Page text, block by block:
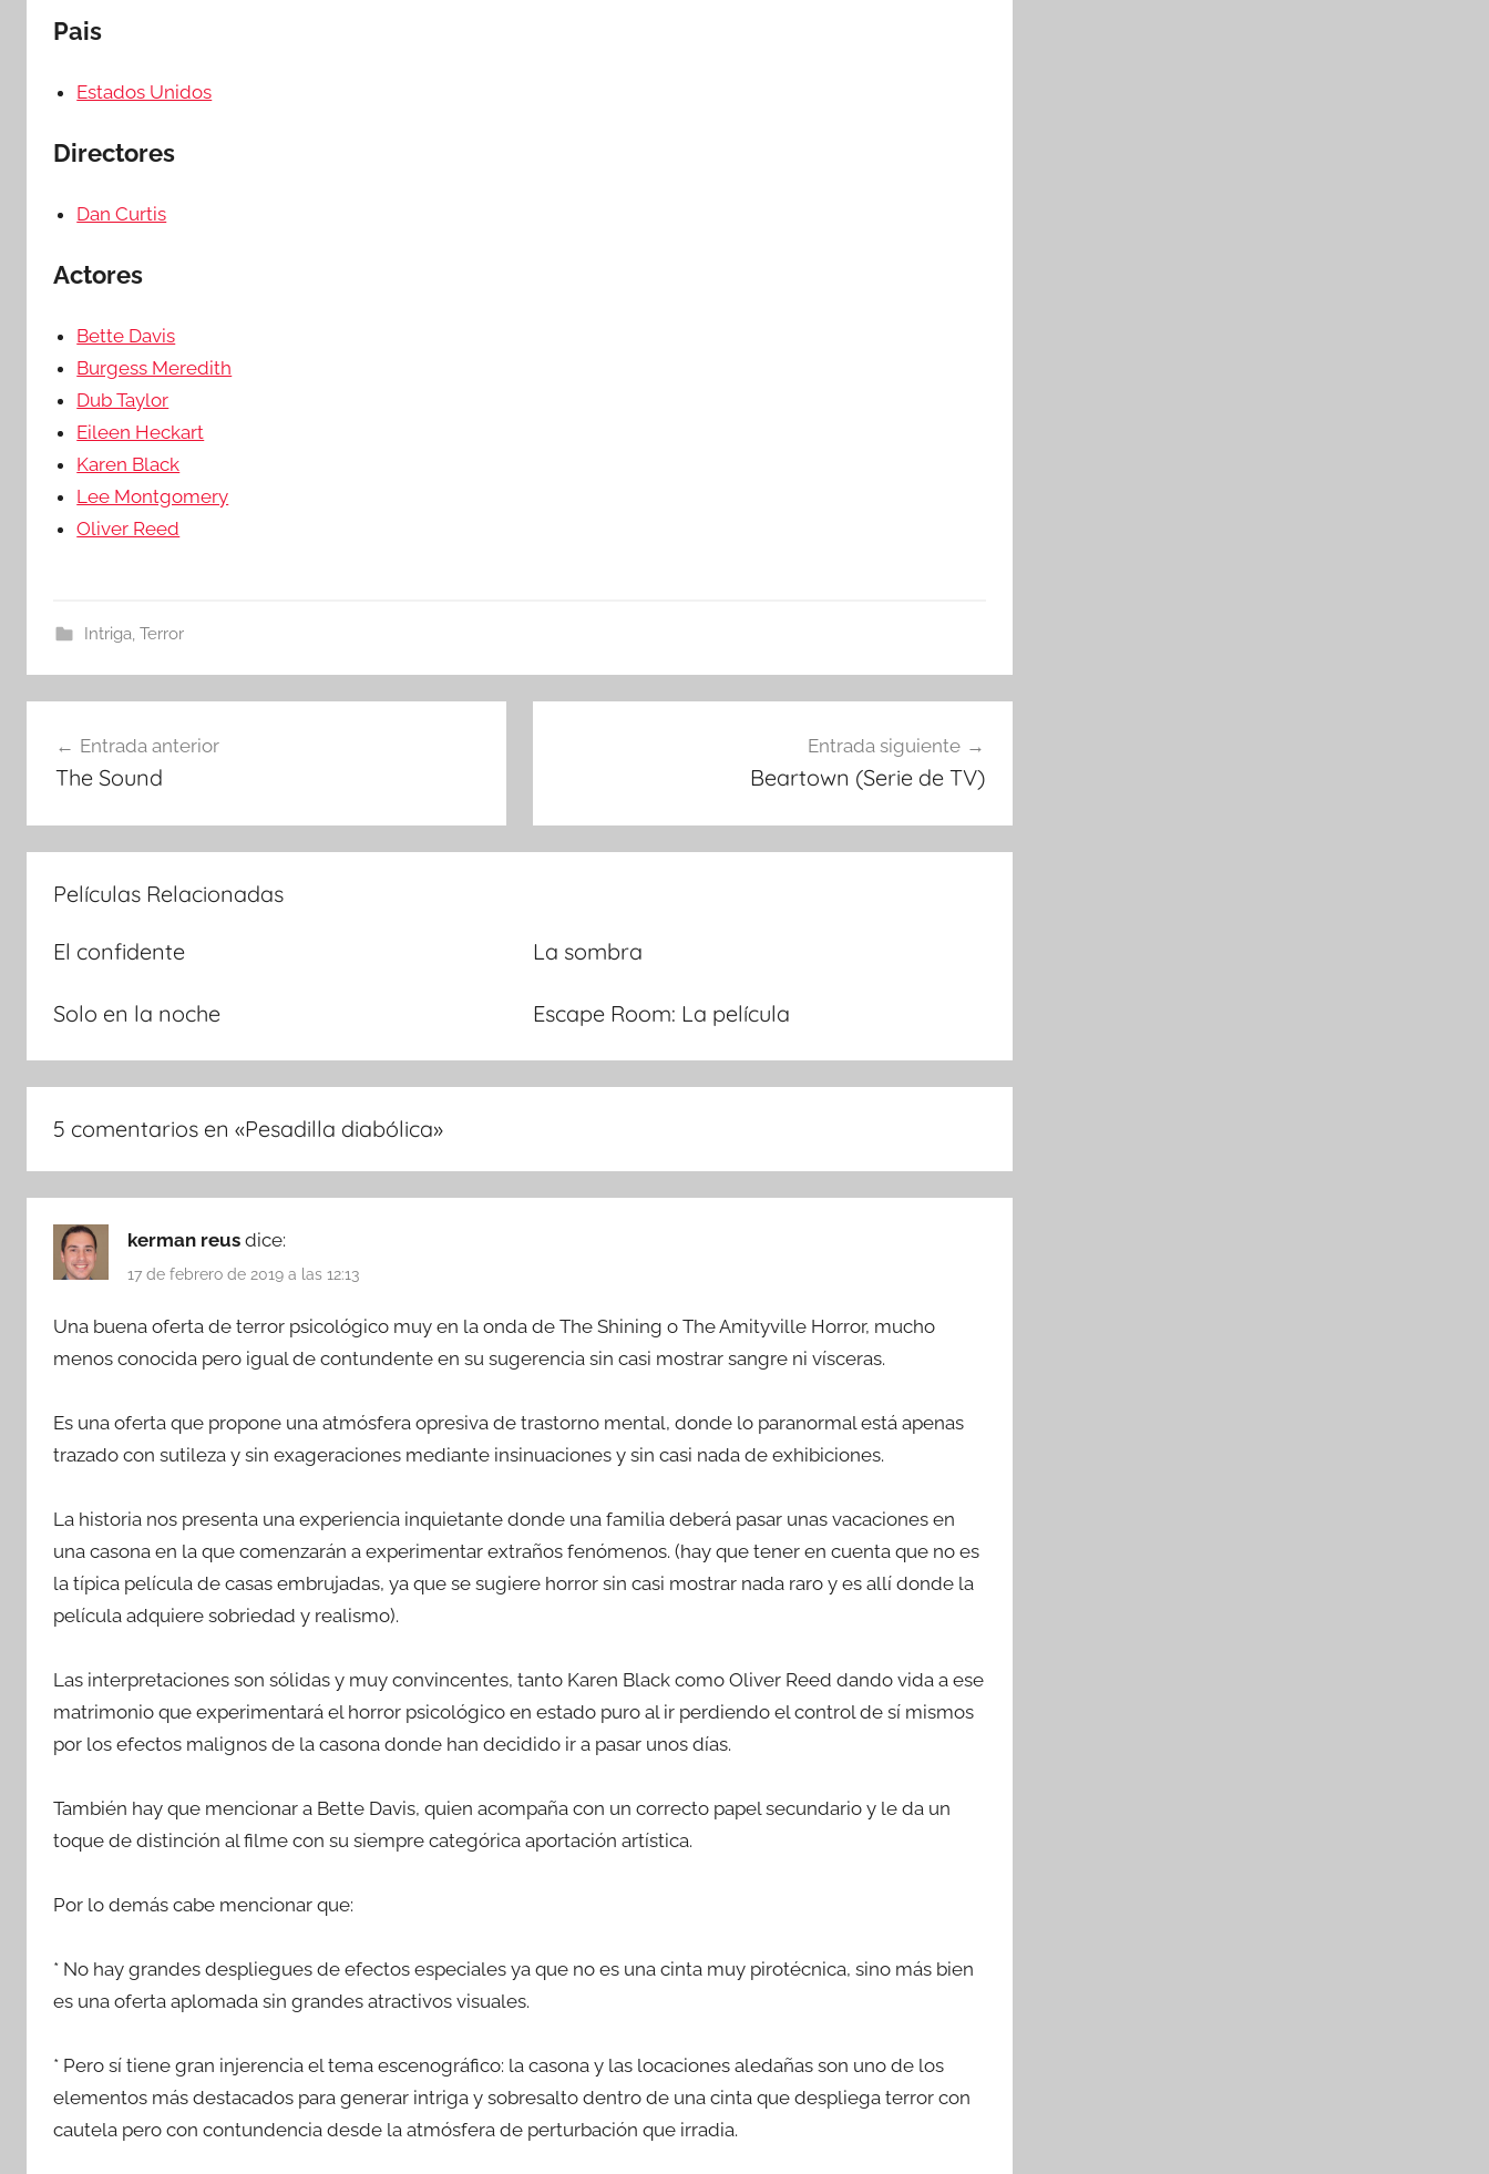
Pais
Estados Unidos
Directores
Dan Curtis
Actores
Bette Davis
Burgess Meredith
Dub Taylor
Eileen Heckart
Karen Black
Lee Montgomery
Oliver Reed
Intriga, Terror
Navegación
de
entradas
Entrada anterior
The Sound
Entrada siguiente
Beartown (Serie de TV)
Películas Relacionadas
El confidente La sombra
Solo en la noche Escape Room: La película
5 comentarios en «Pesadilla diabólica»
kerman reus dice:
17 de febrero de 2019 a las 12:13
Una buena oferta de terror psicológico muy en la onda de The Shining o The Amityville Horror, mucho
menos conocida pero igual de contundente en su sugerencia sin casi mostrar sangre ni vísceras.
Es una oferta que propone una atmósfera opresiva de trastorno mental, donde lo paranormal está apenas
trazado con sutileza y sin exageraciones mediante insinuaciones y sin casi nada de exhibiciones.
La historia nos presenta una experiencia inquietante donde una familia deberá pasar unas vacaciones en
una casona en la que comenzarán a experimentar extraños fenómenos. (hay que tener en cuenta que no es
la típica película de casas embrujadas, ya que se sugiere horror sin casi mostrar nada raro y es allí donde la
película adquiere sobriedad y realismo).
Las interpretaciones son sólidas y muy convincentes, tanto Karen Black como Oliver Reed dando vida a ese
matrimonio que experimentará el horror psicológico en estado puro al ir perdiendo el control de sí mismos
por los efectos malignos de la casona donde han decidido ir a pasar unos días.
También hay que mencionar a Bette Davis, quien acompaña con un correcto papel secundario y le da un
toque de distinción al filme con su siempre categórica aportación artística.
Por lo demás cabe mencionar que:
* No hay grandes despliegues de efectos especiales ya que no es una cinta muy pirotécnica, sino más bien
es una oferta aplomada sin grandes atractivos visuales.
* Pero sí tiene gran injerencia el tema escenográfico: la casona y las locaciones aledañas son uno de los
elementos más destacados para generar intriga y sobresalto dentro de una cinta que despliega terror con
cautela pero con contundencia desde la atmósfera de perturbación que irradia.